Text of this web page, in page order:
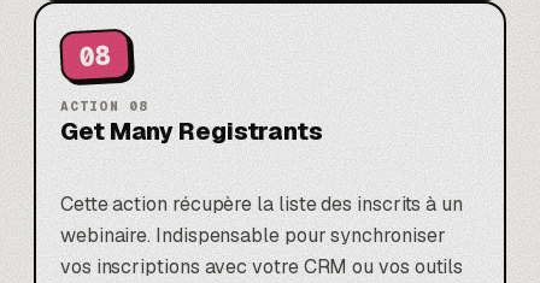
08
ACTION 08
Get Many Registrants
Cette action récupère la liste des inscrits à un
webinaire. Indispensable pour synchroniser
vos inscriptions avec votre CRM ou vos outils